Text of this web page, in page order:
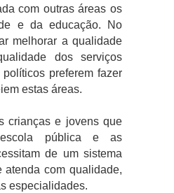
com outras áreas os
e da educação. No
melhorar a qualidade
dos serviços
preferem fazer
estas áreas.
crianças e jovens que
pública e as
de um sistema
com qualidade,
especialidades.